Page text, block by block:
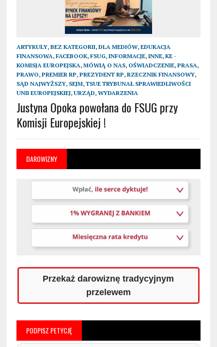
ARTYKUŁY, BEZ KATEGORII, DLA MEDIÓW, EDUKACJA
FINANSOWA, FACEBOOK, FSUG, INFORMACJE, INNE, KE -
KOMISJA EUROPEJSKA, MÓWIĄ O NAS, OŚWIADCZENIE, PRASA,
PRAWO, PREMIER RP, PREZYDENT RP, RZECZNIK FINANSOWY,
SĄD NAJWYŻSZY, SEJM, TSUE TRYBUNAŁ SPRAWIEDLIWOŚCI
UNII EUROPEJSKIEJ, URZĄD, WYDARZENIA
Justyna Opoka powołana do FSUG przy
Komisji Europejskiej !
DAROWIZNY
Przekaż darowiznę tradycyjnym
przelewem
PODPISZ PETYCJĘ